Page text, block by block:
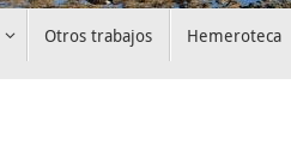
Otros trabajos Hemeroteca